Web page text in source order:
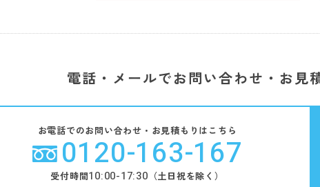
電話・メールでお問い合わせ・お見
お電話でのお問い合わせ・お見積もりはこちら
0120-163-167
受付時間10:00-17:30 （土日祝を除く）